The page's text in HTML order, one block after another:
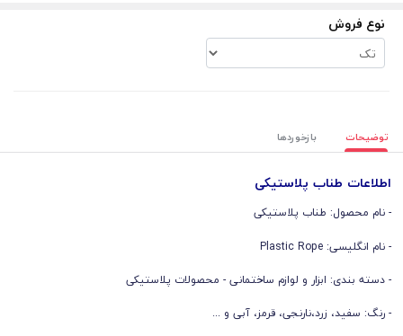
نوع فروش
توضیحات بازخوردها
اطلاعات طناب پلاستیکی
- نام محصول: طناب پلاستیکی
- نام انگلیسی: Plastic Rope
- دسته بندی: ابزار و لوازم ساختمانی - محصولات پلاستیکی
- رنگ: سفید، زرد،نارنجی، قرمز، آبی و ...